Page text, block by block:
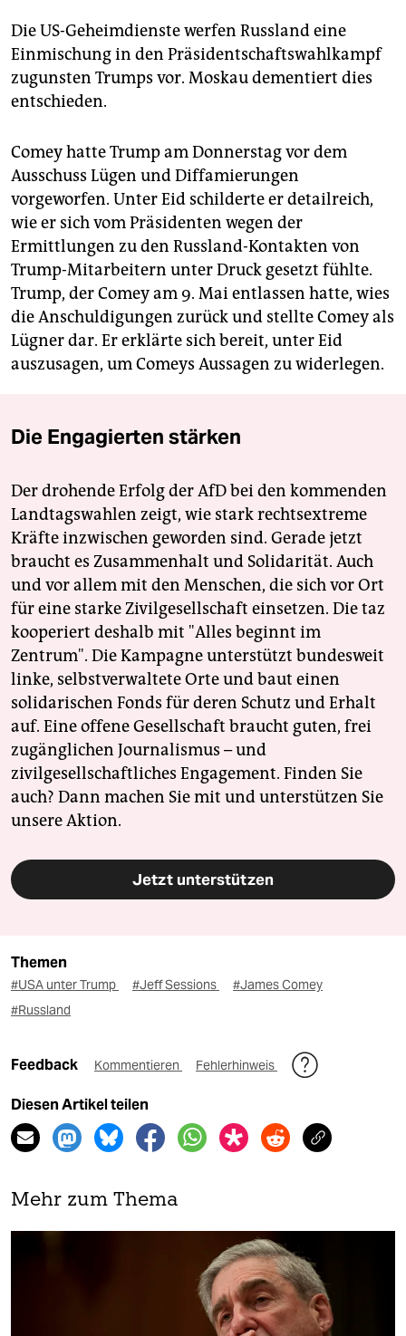
Die US-Geheimdienste werfen Russland eine
Einmischung in den Präsidentschaftswahlkampf
zugunsten Trumps vor. Moskau dementiert dies
entschieden.
Comey hatte Trump am Donnerstag vor dem
Ausschuss Lügen und Diffamierungen
vorgeworfen. Unter Eid schilderte er detailreich,
wie er sich vom Präsidenten wegen der
Ermittlungen zu den Russland-Kontakten von
Trump-Mitarbeitern unter Druck gesetzt fühlte.
Trump, der Comey am 9. Mai entlassen hatte, wies
die Anschuldigungen zurück und stellte Comey als
Lügner dar. Er erklärte sich bereit, unter Eid
auszusagen, um Comeys Aussagen zu widerlegen.
Die Engagierten stärken
Der drohende Erfolg der AfD bei den kommenden
Landtagswahlen zeigt, wie stark rechtsextreme
Kräfte inzwischen geworden sind. Gerade jetzt
braucht es Zusammenhalt und Solidarität. Auch
und vor allem mit den Menschen, die sich vor Ort
für eine starke Zivilgesellschaft einsetzen. Die taz
kooperiert deshalb mit "Alles beginnt im
Zentrum". Die Kampagne unterstützt bundesweit
linke, selbstverwaltete Orte und baut einen
solidarischen Fonds für deren Schutz und Erhalt
auf. Eine offene Gesellschaft braucht guten, frei
zugänglichen Journalismus – und
zivilgesellschaftliches Engagement. Finden Sie
auch? Dann machen Sie mit und unterstützen Sie
unsere Aktion.
Jetzt unterstützen
Themen
#USA unter Trump #Jeff Sessions
#James Comey
#Russland
Feedback Kommentieren Fehlerhinweis
Diesen Artikel teilen
Mehr zum Thema